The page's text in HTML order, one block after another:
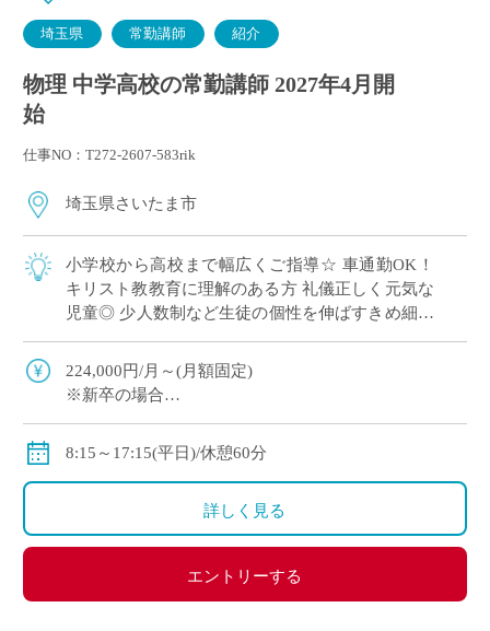
埼玉県 常勤講師 紹介
物理 中学高校の常勤講師 2027年4月開
始
仕事NO：T272-2607-583rik
埼玉県さいたま市
小学校から高校まで幅広くご指導☆ 車通勤OK！
キリスト教教育に理解のある方 礼儀正しく元気な
児童◎ 少人数制など生徒の個性を伸ばすきめ細や
224,000円/月～(月額固定)
※新卒の場合
8:15～17:15(平日)/休憩60分
詳しく見る
エントリーする